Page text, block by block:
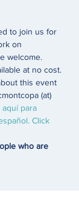
to join us for
on
welcome.
at no cost.
this event
(at)
aquí para
Click
who are